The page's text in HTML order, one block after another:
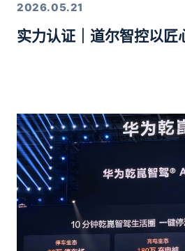
2026.05.21
实力认证｜道尔智控以匠